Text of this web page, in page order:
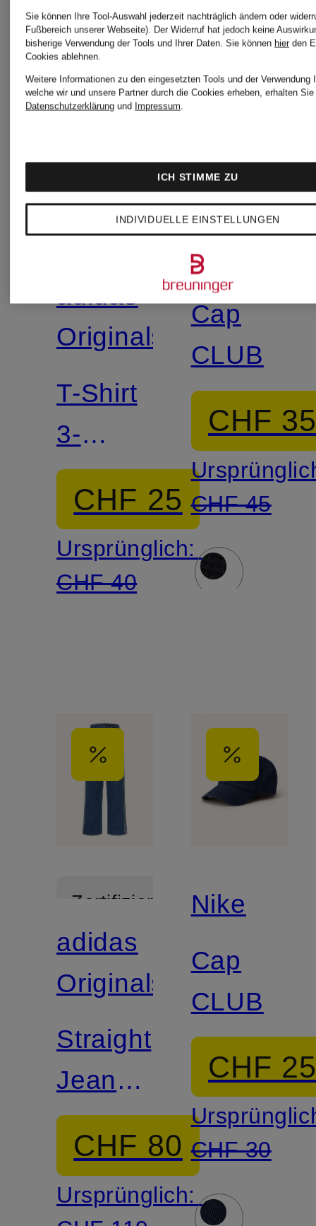
adidas
Originals
T-Shirt
3-
STREIFEN
CHF 25
Ursprünglich:
CHF 40
Nike
Cap
CLUB
CHF
CHF 45
Zertifiziert
adidas
Originals
Straight
Jeans
FIREBIRD
DENIM
CHF 80
Ursprünglich:
Nike
Cap
CLUB
CHF
CHF 30
Sie können Ihre Tool-Auswahl jederzeit nachträglich ändern oder
Fußbereich unserer Webseite). Der Widerruf hat jedoch keine
bisherige Verwendung der Tools und Ihrer Daten. Sie können hier den
Cookies ablehnen.
Weitere Informationen zu den eingesetzten Tools und der Verwendung
welche wir und unsere Partner durch die Cookies erheben, erhalten
Datenschutzerklärung und Impressum.
INDIVIDUELLE EINSTELLUNGEN
ICH STIMME ZU